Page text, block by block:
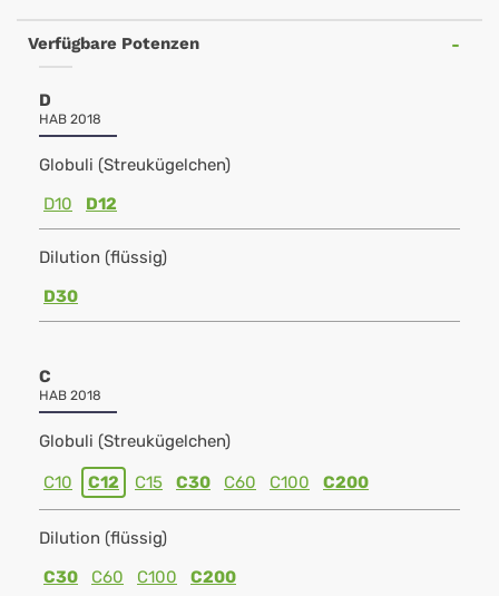
Verfügbare Potenzen
D
HAB 2018
Globuli (Streukügelchen)
D10
D12
Dilution (flüssig)
D30
C
HAB 2018
Globuli (Streukügelchen)
C10 C12 C15 C30 C60 C100 C200
Dilution (flüssig)
C30
C60 C100 C200